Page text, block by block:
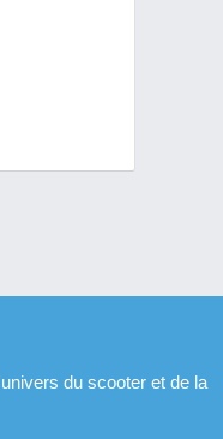
du scooter et de la